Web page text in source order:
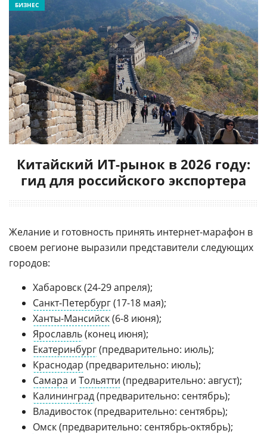
Китайский ИТ-рынок в 2026 году:
гид для российского экспортера
БИЗНЕС
Желание и готовность принять интернет-марафон в
своем регионе выразили представители следующих
городов:
Хабаровск (24-29 апреля);
Санкт-Петербург(17-18 мая);
Ханты-Мансийск(6-8 июня);
Ярославль(конец июня);
Екатеринбург(предварительно: июль);
Краснодар (предварительно: июль);
Самара и Тольятти (предварительно: август);
Калининград(предварительно: сентябрь);
Владивосток (предварительно: сентябрь);
Омск(предварительно: сентябрь-октябрь);